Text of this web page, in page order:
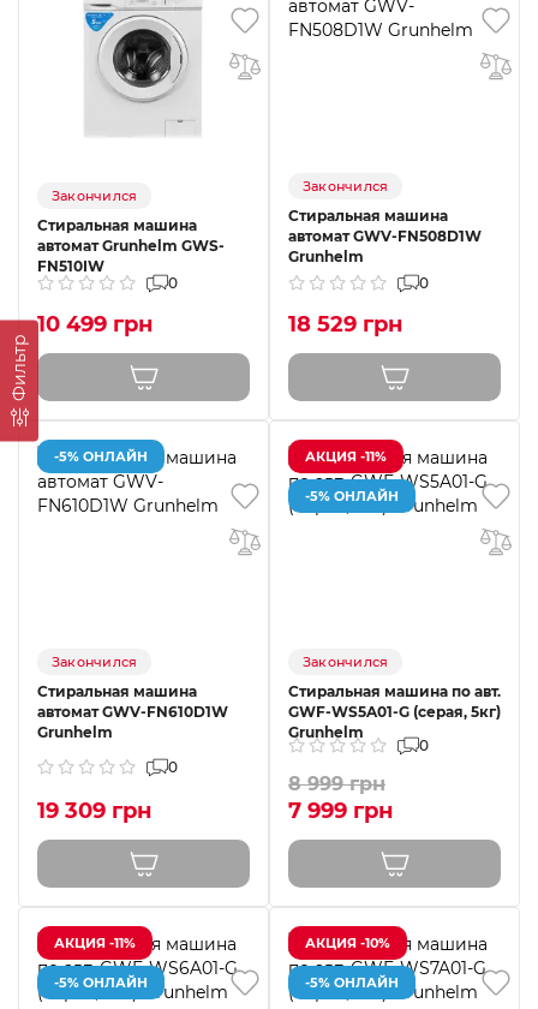
Фильтр
Закончился
Стиральная машина
автомат Grunhelm GWS-
FN510IW
0
10 499 грн
Закончился
Стиральная машина
автомат GWV-FN508D1W
Grunhelm
0
18 529 грн
-5% ОНЛАЙН
Закончился
Стиральная машина
автомат GWV-FN610D1W
Grunhelm
0
19 309 грн
АКЦИЯ -11%
-5% ОНЛАЙН
Закончился
Стиральная машина по авт.
GWF-WS5A01-G (серая, 5кг)
Grunhelm
0
8 999 грн
7 999 грн
АКЦИЯ -11%
-5% ОНЛАЙН
АКЦИЯ -10%
-5% ОНЛАЙН